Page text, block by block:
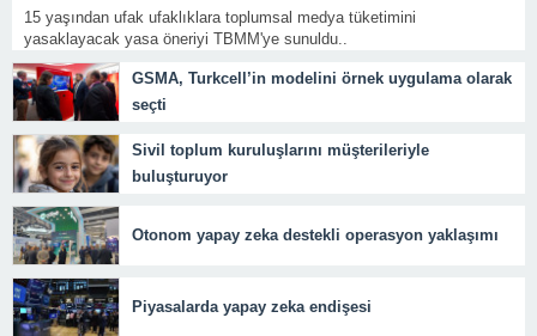
15 yaşından ufak ufaklıklara toplumsal medya tüketimini
yasaklayacak yasa öneriyi TBMM'ye sunuldu..
GSMA, Turkcell’in modelini örnek uygulama olarak
seçti
Sivil toplum kuruluşlarını müşterileriyle
buluşturuyor
Otonom yapay zeka destekli operasyon yaklaşımı
Piyasalarda yapay zeka endişesi